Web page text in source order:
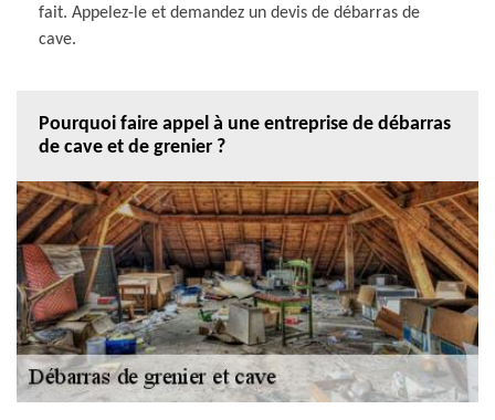
fait. Appelez-le et demandez un devis de débarras de
cave.
Pourquoi faire appel à une entreprise de débarras
de cave et de grenier ?